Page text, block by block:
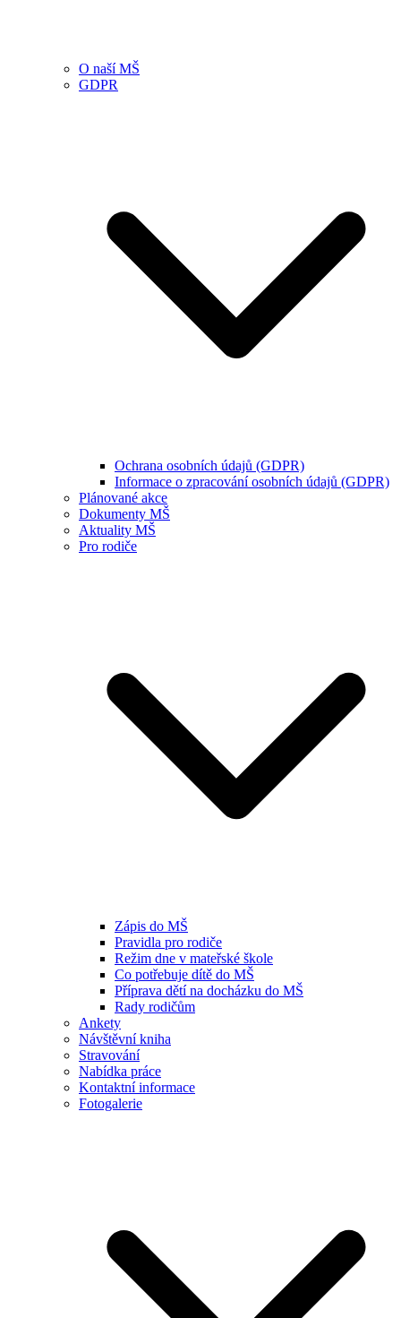
O naší MŠ
GDPR
Ochrana osobních údajů (GDPR)
Informace o zpracování osobních údajů (GDPR)
Plánované akce
Dokumenty MŠ
Aktuality MŠ
Pro rodiče
Zápis do MŠ
Pravidla pro rodiče
Režim dne v mateřské škole
Co potřebuje dítě do MŠ
Příprava dětí na docházku do MŠ
Rady rodičům
Ankety
Návštěvní kniha
Stravování
Nabídka práce
Kontaktní informace
Fotogalerie